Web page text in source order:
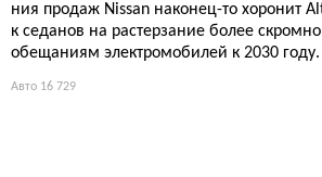
ния продаж Nissan наконец-то хоронит
к седанов на растерзание более
обещаниям электромобилей к 2030 году.
Авто 16 729